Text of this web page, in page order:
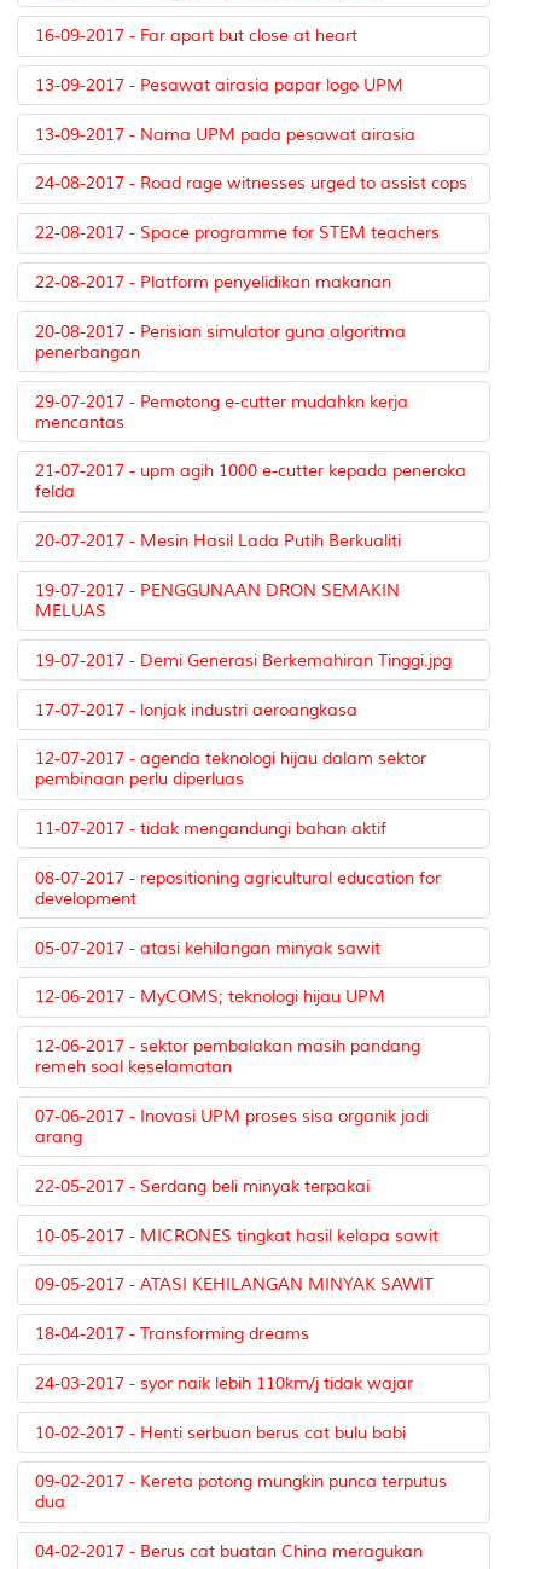
16-09-2017 - Far apart but close at heart
13-09-2017 - Pesawat airasia papar logo UPM
13-09-2017 - Nama UPM pada pesawat airasia
24-08-2017 - Road rage witnesses urged to assist cops
22-08-2017 - Space programme for STEM teachers
22-08-2017 - Platform penyelidikan makanan
20-08-2017 - Perisian simulator guna algoritma
penerbangan
29-07-2017 - Pemotong e-cutter mudahkn kerja
mencantas
21-07-2017 - upm agih 1000 e-cutter kepada peneroka
felda
20-07-2017 - Mesin Hasil Lada Putih Berkualiti
19-07-2017 - PENGGUNAAN DRON SEMAKIN
MELUAS
19-07-2017 - Demi Generasi Berkemahiran Tinggi.jpg
17-07-2017 - lonjak industri aeroangkasa
12-07-2017 - agenda teknologi hijau dalam sektor
pembinaan perlu diperluas
11-07-2017 - tidak mengandungi bahan aktif
08-07-2017 - repositioning agricultural education for
development
05-07-2017 - atasi kehilangan minyak sawit
12-06-2017 - MyCOMS; teknologi hijau UPM
12-06-2017 - sektor pembalakan masih pandang
remeh soal keselamatan
07-06-2017 - Inovasi UPM proses sisa organik jadi
arang
22-05-2017 - Serdang beli minyak terpakai
10-05-2017 - MICRONES tingkat hasil kelapa sawit
09-05-2017 - ATASI KEHILANGAN MINYAK SAWIT
18-04-2017 - Transforming dreams
24-03-2017 - syor naik lebih 110km/j tidak wajar
10-02-2017 - Henti serbuan berus cat bulu babi
09-02-2017 - Kereta potong mungkin punca terputus
dua
04-02-2017 - Berus cat buatan China meragukan